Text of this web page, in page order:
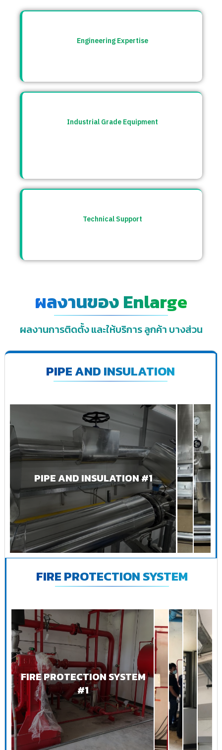
Engineering Expertise
Industrial Grade Equipment
Technical Support
ผลงานของ Enlarge
ผลงานการติดตั้ง และให้บริการ ลูกค้า บางส่วน
PIPE AND INSULATION
PIPE AND INSULATION #1
FIRE PROTECTION SYSTEM
FIRE PROTECTION SYSTEM
#1